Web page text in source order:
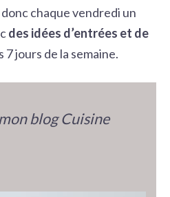
chaque vendredi un
des idées d’entrées et de
7 jours de la semaine.
blog Cuisine